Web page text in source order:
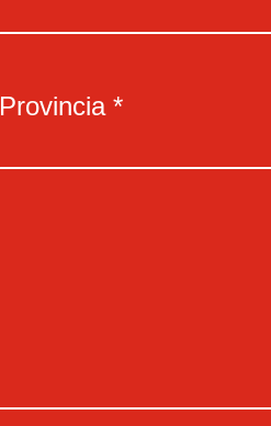
Provincia *